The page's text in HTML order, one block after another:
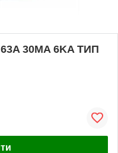
30MA 6KA ТИП